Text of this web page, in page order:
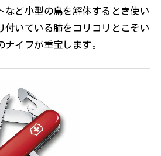
など小型の鳥を解体するとき使い
付いている肺をコリコリとこそい
イフが重宝します。